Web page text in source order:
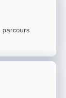
parcours